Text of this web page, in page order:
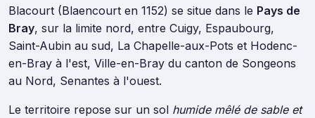
Blacourt (Blaencourt en 1152) se situe dans le Pays de
Bray, sur la limite nord, entre Cuigy, Espaubourg,
Saint-Aubin au sud, La Chapelle-aux-Pots et Hodenc-
en-Bray à l'est, Ville-en-Bray du canton de Songeons
au Nord, Senantes à l'ouest.
Le territoire repose sur un sol humide mêlé de sable et